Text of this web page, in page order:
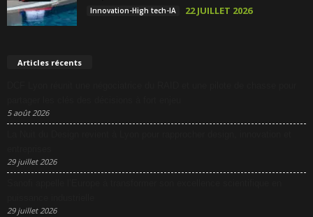
Innovation-High tech-IA 22 JUILLET 2026
Articles récents
5 août 2026
29 juillet 2026
29 juillet 2026